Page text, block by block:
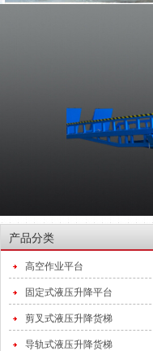
产品分类
高空作业平台
固定式液压升降平台
剪叉式液压升降货梯
导轨式液压升降货梯